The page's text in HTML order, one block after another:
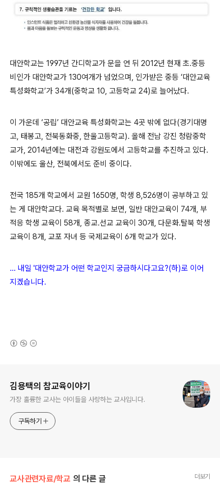
대안학교는 1997년 간디학교가 문을 연 뒤 2012년 현재 초․중등
비인가 대안학교가 130여개가 넘었으며, 인가받은 중등 ‘대안교육
특성화학교’가 34개(중학교 10, 고등학교 24)로 늘어났다.
이 가운데 ‘공립’ 대안교육 특성화학교는 4곳 밖에 없다(경기대명
고, 태봉고, 전북동화중, 한울고등학교). 올해 전남 강진 청람중학
교가, 2014년에는 대전과 강원도에서 고등학교를 추진하고 있다.
이밖에도 울산, 전북에서도 준비 중이다.
전국 185개 학교에서 교원 1650명, 학생 8,526명이 공부하고 있
는 게 대안학교다. 교육 목적별로 보면, 일반 대안교육이 74개, 부
적응 학생 교육이 58개, 종교․선교 교육이 30개, 다문화․탈북 학생
교육이 8개, 교포 자녀 등 국제교육이 6개 학교가 있다.
... 내일 '대안학교가 어떤 학교인지 궁금하시다고요?(하)로 이어
지겠습니다.
김용택의 참교육이야기
가장 훌륭한 교사는 아이들을 사랑하는 교사입니다.
구독하기
교사관련자료/학교 의 다른 글 더보기